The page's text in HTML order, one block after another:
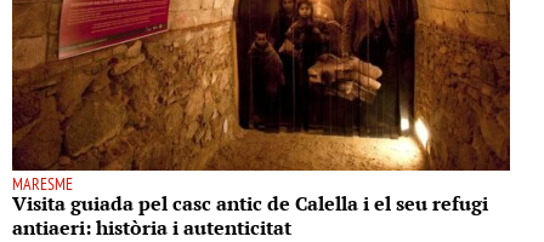
MARESME
Visita guiada pel casc antic de Calella i el seu refugi
antiaeri: història i autenticitat